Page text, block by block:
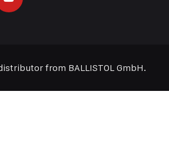
from BALLISTOL GmbH.